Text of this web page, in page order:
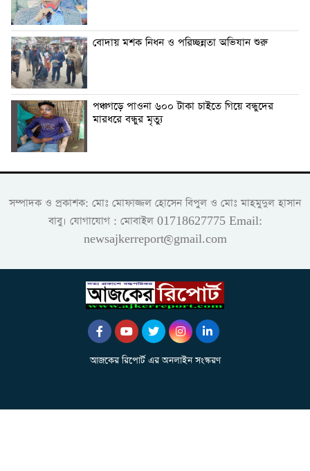
বোদায় মশক নিধন ও পরিচ্ছন্নতা অভিযান শুরু
পঞ্চগড়ে পাওনা ৬০০ টাকা চাইতে গিয়ে বন্ধুদের
মারধরে বন্ধুর মৃত্যু
সম্পাদক ও প্রকাশক: মোঃ মোফাজ্জল হোসেন বিপুল ও মোঃ মাহমুদুল হাসান
বাবু। যোগাযোগ : মোবাইল 01718627775 Email:
newsajkerreport@gmail.com
আজকের রিপোর্ট এর অনলাইন সংস্করণ